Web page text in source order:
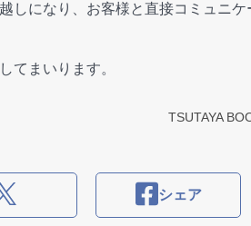
しになり、お客様と直接コミュニ
てまいります。
TSUTAYA
シェア